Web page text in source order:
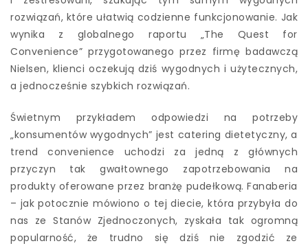
rozwiązań, które ułatwią codzienne funkcjonowanie. Jak
wynika z globalnego raportu „The Quest for
Convenience” przygotowanego przez firmę badawczą
Nielsen, klienci oczekują dziś wygodnych i użytecznych,
a jednocześnie szybkich rozwiązań.
Świetnym przykładem odpowiedzi na potrzeby
„konsumentów wygodnych” jest catering dietetyczny, a
trend convenience uchodzi za jedną z głównych
przyczyn tak gwałtownego zapotrzebowania na
produkty oferowane przez branżę pudełkową. Fanaberia
– jak potocznie mówiono o tej diecie, która przybyła do
nas ze Stanów Zjednoczonych, zyskała tak ogromną
popularność, że trudno się dziś nie zgodzić ze